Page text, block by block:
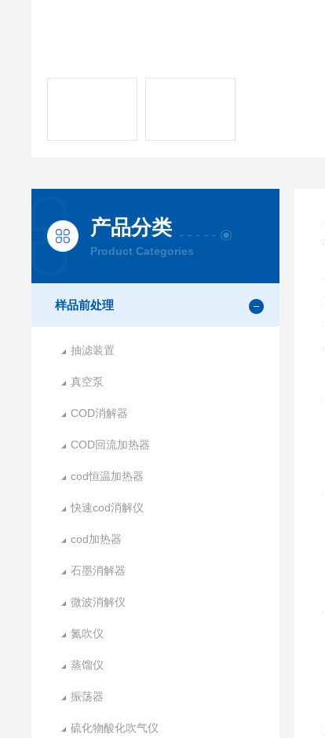
产品分类
Product Categories
样品前处理
抽滤装置
真空泵
COD消解器
COD回流加热器
cod恒温加热器
快速cod消解仪
cod加热器
石墨消解器
微波消解仪
氮吹仪
蒸馏仪
振荡器
硫化物酸化吹气仪